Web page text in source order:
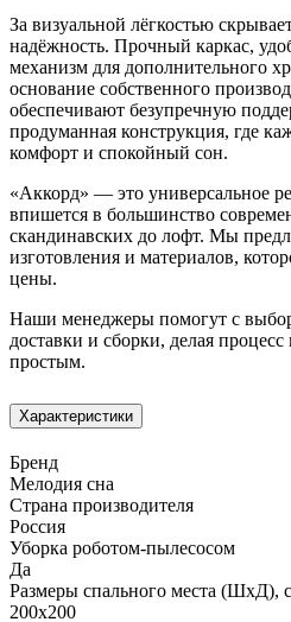
За визуальной лёгкостью
надёжность. Прочный каркас,
механизм для дополнительного
основание собственного
обеспечивают безупречную
продуманная конструкция, где
комфорт и спокойный сон.
«Аккорд» — это универсальное
впишется в большинство
скандинавских до лофт. Мы
изготовления и материалов,
цены.
Наши менеджеры помогут с
доставки и сборки, делая
простым.
Характеристики
Бренд
Мелодия сна
Страна производителя
Россия
Уборка роботом-пылесосом
Да
Размеры спального места (ШхД),
200х200